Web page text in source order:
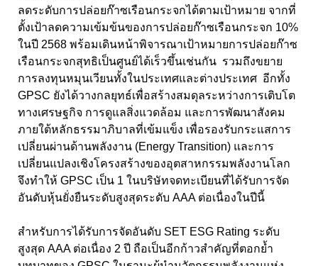
ลดระดับการปล่อยก๊าซเรือนกระจกได้ตามเป้าหมาย จากที่
ตั้งเป้าลดความเข้มข้นของการปล่อยก๊าซเรือนกระจก 10%
ในปี 2568 พร้อมเดินหน้าพิจารณาเป้าหมายการปล่อยก๊าซ
เรือนกระจกสุทธิเป็นศูนย์ได้เร็วขึ้นเช่นกัน รวมถึงขยาย
การลงทุนหมุนเวียนทั้งในประเทศและต่างประเทศ อีกทั้ง
GPSC ยังได้วางกลยุทธ์เพื่อสร้างสมดุลระหว่างการเติบโต
ทางเศรษฐกิจ การดูแลสิ่งแวดล้อม และการพัฒนาสังคม
ภายใต้หลักธรรมาภิบาลที่เข้มแข็ง เพื่อรองรับกระแสการ
เปลี่ยนผ่านด้านพลังงาน (Energy Transition) และการ
เปลี่ยนแปลงเชิงโครงสร้างของอุตสาหกรรมพลังงานโลก
จึงทำให้ GPSC เป็น 1 ในบริษัทจดทะเบียนที่ได้รับการจัด
อันดับหุ้นยั่งยืนระดับสูงสุดระดับ AAA ต่อเนื่องในปีนี้
สำหรับการได้รับการจัดอันดับ SET ESG Rating ระดับ
สูงสุด AAA ต่อเนื่อง 2 ปี ถือเป็นอีกก้าวสำคัญที่ตอกย้ำ